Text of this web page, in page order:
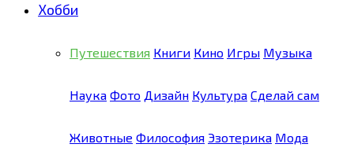
Хобби
Путешествия Книги Кино Игры Музыка
Наука Фото Дизайн Культура Сделай сам
Животные Философия Эзотерика Мода